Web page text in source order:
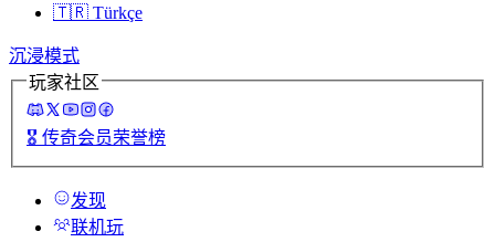
🇹🇷 Türkçe
沉浸模式
玩家社区
🎖️ 传奇会员荣誉榜
发现
联机玩